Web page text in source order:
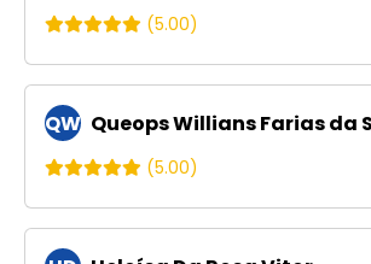
(5.00)
QW Queops Willians Farias da
(5.00)